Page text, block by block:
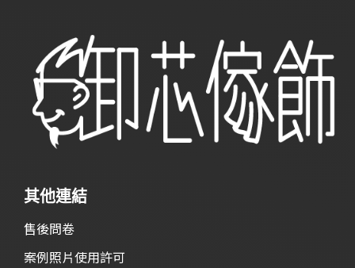
其他連結
售後問卷
案例照片使用許可